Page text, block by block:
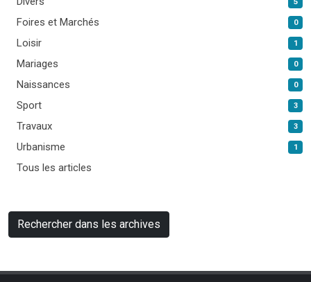
Foires et Marchés 0
Loisir 1
Mariages 0
Naissances 0
Sport 3
Travaux 3
Urbanisme 1
Tous les articles
Rechercher dans les archives